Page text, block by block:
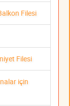
Filesi
Filesi
için